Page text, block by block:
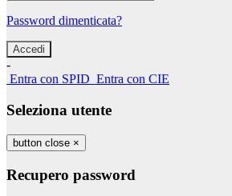
Password dimenticata?
-
Entra con SPID Entra con CIE
Seleziona utente
button close ×
Recupero password